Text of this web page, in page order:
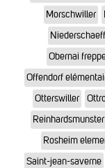
Morschwiller
Obernai
Offendorf
Otterswiller
Reinhardsmunster
Rosheim
Saint-jean-saverne